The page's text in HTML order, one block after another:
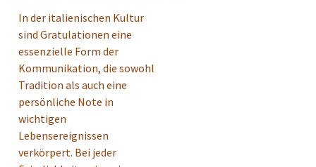
In der italienischen Kultur
sind Gratulationen eine
essenzielle Form der
Kommunikation, die sowohl
Tradition als auch eine
persönliche Note in
wichtigen
Lebensereignissen
verkörpert. Bei jeder